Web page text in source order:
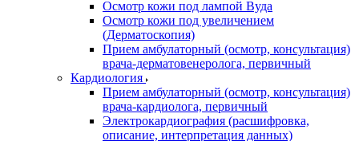
Осмотр кожи под лампой Вуда
Осмотр кожи под увеличением
(Дерматоскопия)
Прием амбулаторный (осмотр, консультация)
врача-дерматовенеролога, первичный
Кардиология
Прием амбулаторный (осмотр, консультация)
врача-кардиолога, первичный
Электрокардиография (расшифровка,
описание, интерпретация данных)